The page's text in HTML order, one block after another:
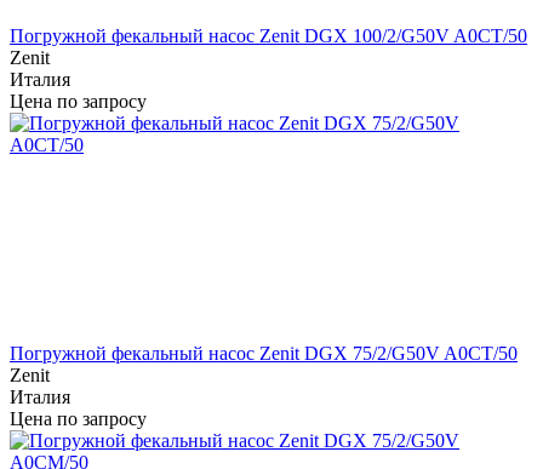
Погружной фекальный насос Zenit DGX 100/2/G50V A0CT/50
Zenit
Италия
Цена по запросу
Погружной фекальный насос Zenit DGX 75/2/G50V A0CT/50
Zenit
Италия
Цена по запросу